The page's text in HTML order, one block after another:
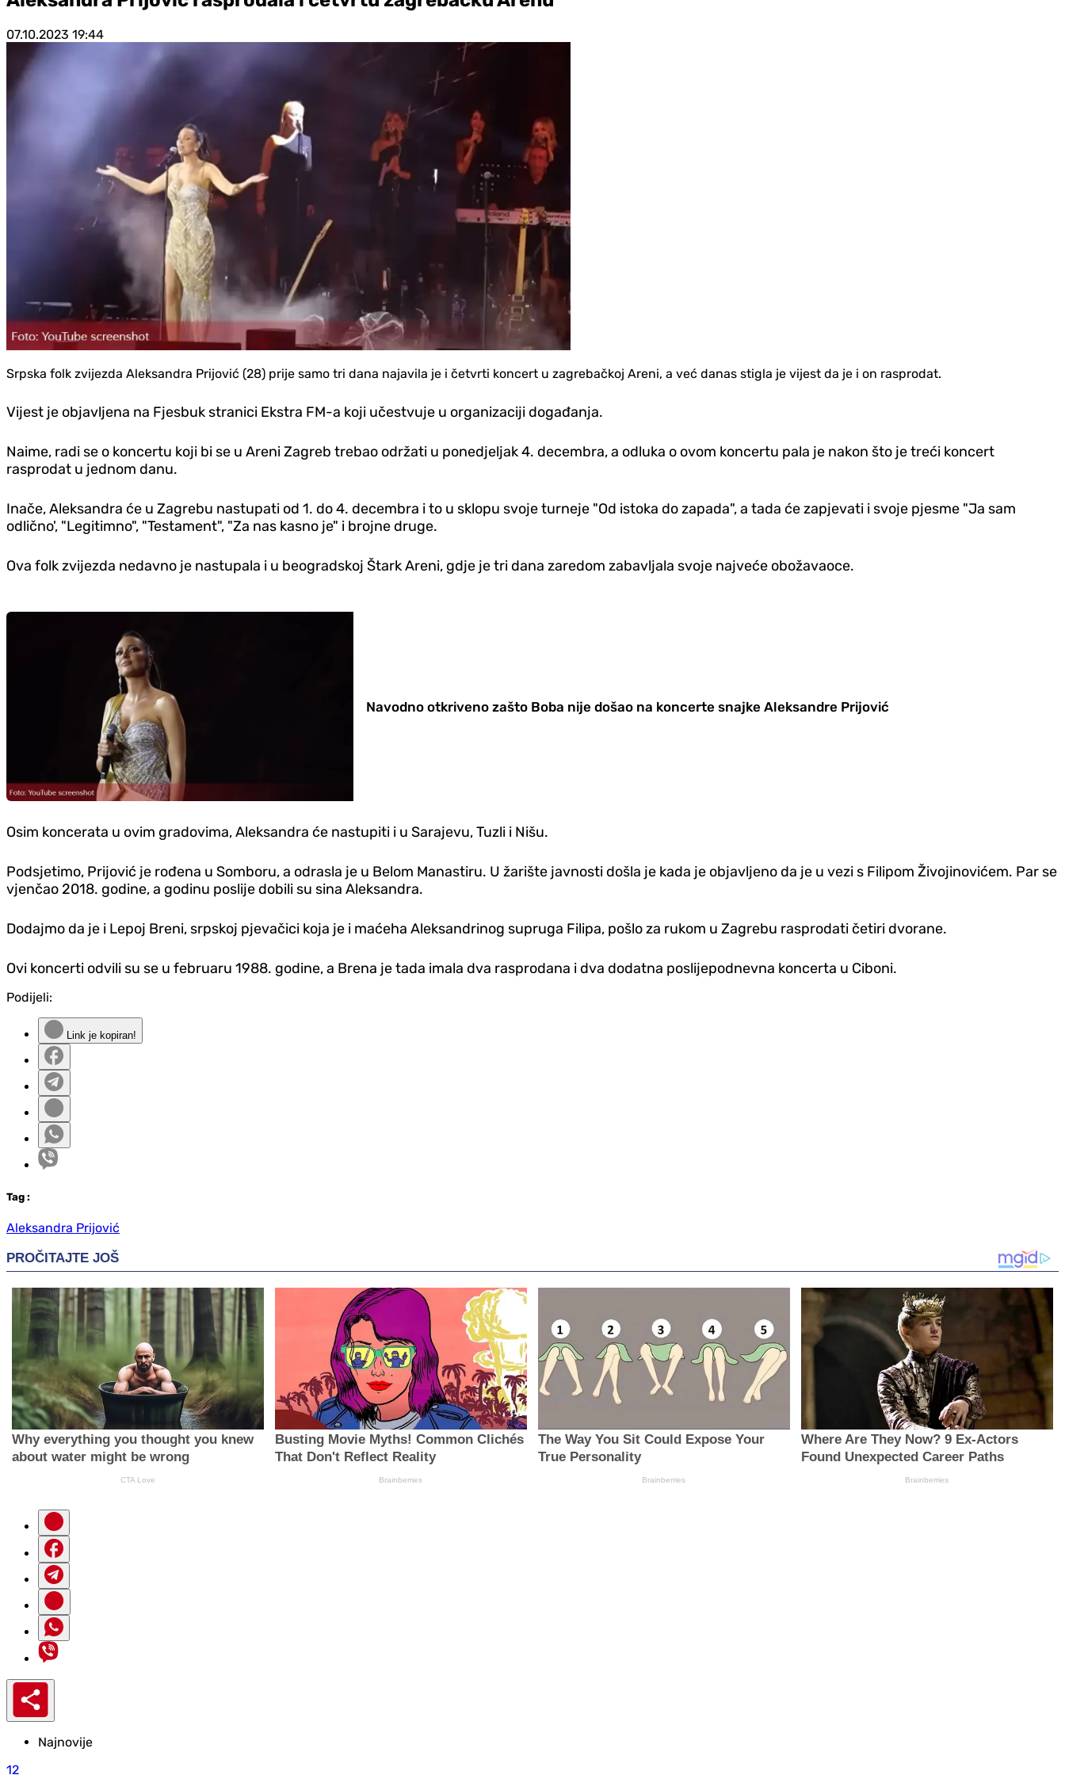
07.10.2023 19:44
Srpska folk zvijezda Aleksandra Prijović (28) prije samo tri dana najavila je i četvrti koncert u zagrebačkoj Areni, a već danas stigla je vijest da je i on rasprodat.
Vijest je objavljena na Fjesbuk stranici Ekstra FM-a koji učestvuje u organizaciji događanja.
Naime, radi se o koncertu koji bi se u Areni Zagreb trebao održati u ponedjeljak 4. decembra, a odluka o ovom koncertu pala je nakon što je treći koncert
rasprodat u jednom danu.
Inače, Aleksandra će u Zagrebu nastupati od 1. do 4. decembra i to u sklopu svoje turneje "Od istoka do zapada", a tada će zapjevati i svoje pjesme "Ja sam
odlično', "Legitimno", "Testament", "Za nas kasno je" i brojne druge.
Ova folk zvijezda nedavno je nastupala i u beogradskoj Štark Areni, gdje je tri dana zaredom zabavljala svoje najveće obožavaoce.
Navodno otkriveno zašto Boba nije došao na koncerte snajke Aleksandre Prijović
Osim koncerata u ovim gradovima, Aleksandra će nastupiti i u Sarajevu, Tuzli i Nišu.
Podsjetimo, Prijović je rođena u Somboru, a odrasla je u Belom Manastiru. U žarište javnosti došla je kada je objavljeno da je u vezi s Filipom Živojinovićem. Par se
vjenčao 2018. godine, a godinu poslije dobili su sina Aleksandra.
Dodajmo da je i Lepoj Breni, srpskoj pjevačici koja je i maćeha Aleksandrinog supruga Filipa, pošlo za rukom u Zagrebu rasprodati četiri dvorane.
Ovi koncerti odvili su se u februaru 1988. godine, a Brena je tada imala dva rasprodana i dva dodatna poslijepodnevna koncerta u Ciboni.
Podijeli:
Link je kopiran!
Tag :
Aleksandra Prijović
Najnovije
12